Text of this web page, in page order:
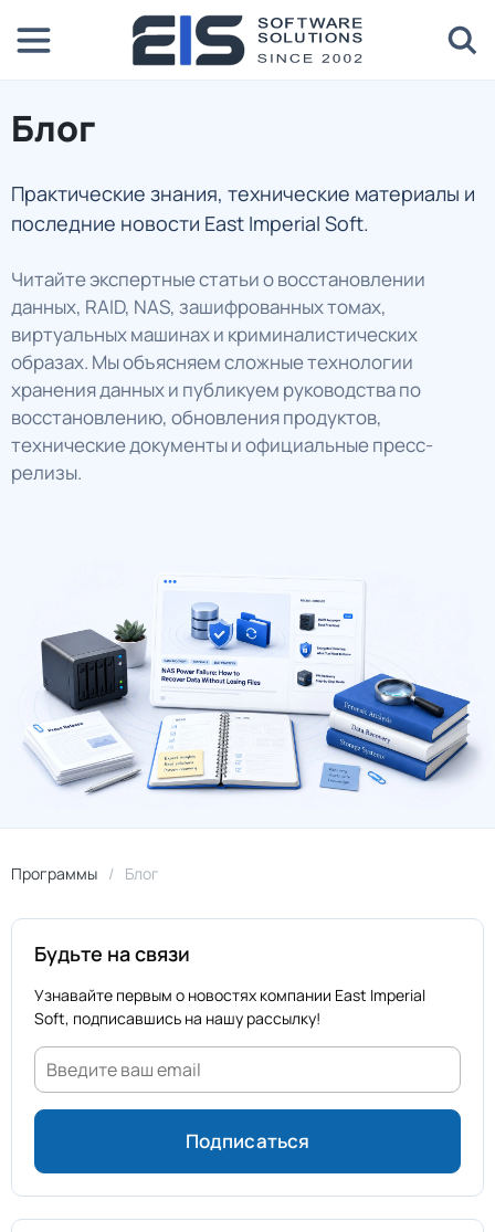
Блог
Практические знания, технические материалы и
последние новости East Imperial Soft.
Читайте экспертные статьи о восстановлении
данных, RAID, NAS, зашифрованных томах,
виртуальных машинах и криминалистических
образах. Мы объясняем сложные технологии
хранения данных и публикуем руководства по
восстановлению, обновления продуктов,
технические документы и официальные пресс-
релизы.
Программы Блог
Будьте на связи
Узнавайте первым о новостях компании East Imperial
Soft, подписавшись на нашу рассылку!